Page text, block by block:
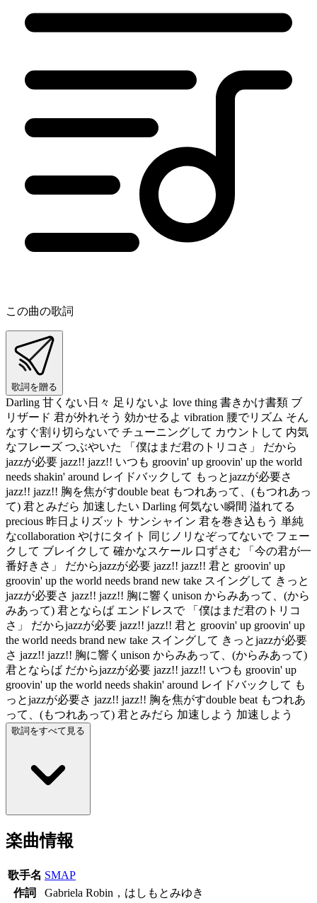
この曲の歌詞
歌詞を贈る
Darling 甘くない日々 足りないよ love thing 書きかけ書類 ブ
リザード 君が外れそう 効かせるよ vibration 腰でリズム そん
なすぐ割り切らないで チューニングして カウントして 内気
なフレーズ つぶやいた 「僕はまだ君のトリコさ」 だから
jazzが必要 jazz!! jazz!! いつも groovin' up groovin' up the world
needs shakin' around レイドバックして もっとjazzが必要さ
jazz!! jazz!! 胸を焦がすdouble beat もつれあって、(もつれあっ
て) 君とみだら 加速したい Darling 何気ない瞬間 溢れてる
precious 昨日よりズット サンシャイン 君を巻き込もう 単純
なcollaboration やけにタイト 同じノリなぞってないで フェー
クして ブレイクして 確かなスケール 口ずさむ 「今の君が一
番好きさ」 だからjazzが必要 jazz!! jazz!! 君と groovin' up
groovin' up the world needs brand new take スイングして きっと
jazzが必要さ jazz!! jazz!! 胸に響くunison からみあって、(から
みあって) 君とならば エンドレスで 「僕はまだ君のトリコ
さ」 だからjazzが必要 jazz!! jazz!! 君と groovin' up groovin' up
the world needs brand new take スイングして きっとjazzが必要
さ jazz!! jazz!! 胸に響くunison からみあって、(からみあって)
君とならば だからjazzが必要 jazz!! jazz!! いつも groovin' up
groovin' up the world needs shakin' around レイドバックして も
っとjazzが必要さ jazz!! jazz!! 胸を焦がすdouble beat もつれあ
って、(もつれあって) 君とみだら 加速しよう 加速しよう
歌詞をすべて見る
楽曲情報
歌手名 SMAP
作詞
Gabriela Robin，はしもとみゆき